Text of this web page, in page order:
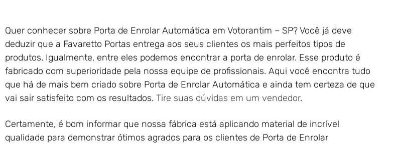
Quer conhecer sobre Porta de Enrolar Automática em Votorantim – SP? Você já deve
deduzir que a Favaretto Portas entrega aos seus clientes os mais perfeitos tipos de
produtos. Igualmente, entre eles podemos encontrar a porta de enrolar. Esse produto é
fabricado com superioridade pela nossa equipe de profissionais. Aqui você encontra tudo
que há de mais bem criado sobre Porta de Enrolar Automática e ainda tem certeza de que
vai sair satisfeito com os resultados. Tire suas dúvidas em um vendedor.
Certamente, é bom informar que nossa fábrica está aplicando material de incrível
qualidade para demonstrar ótimos agrados para os clientes de Porta de Enrolar